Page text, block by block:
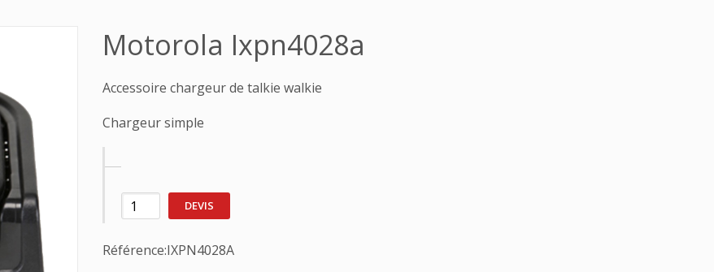
Motorola Ixpn4028a
Accessoire chargeur de talkie walkie
Chargeur simple
DEVIS
Référence:IXPN4028A